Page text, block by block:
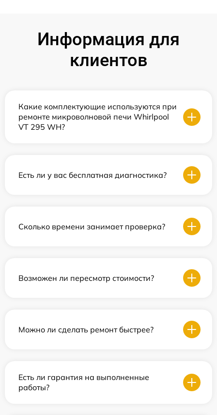
Информация для
клиентов
Какие комплектующие используются при
ремонте микроволновой печи Whirlpool
VT 295 WH?
Есть ли у вас бесплатная диагностика?
Сколько времени занимает проверка?
Возможен ли пересмотр стоимости?
Можно ли сделать ремонт быстрее?
Есть ли гарантия на выполненные
работы?